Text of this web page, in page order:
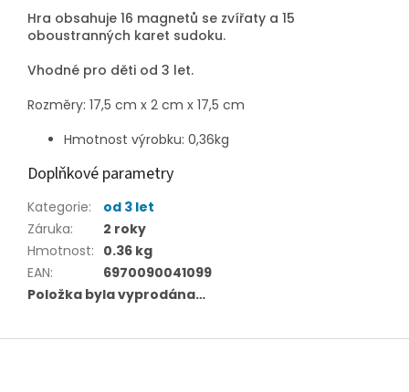
Hra obsahuje 16 magnetů se zvířaty a 15
oboustranných karet sudoku.
Vhodné pro děti od 3 let.
Rozměry: 17,5 cm x 2 cm x 17,5 cm
Hmotnost výrobku: 0,36kg
Doplňkové parametry
Kategorie:
od 3 let
Záruka:
2 roky
Hmotnost: 0.36 kg
EAN:
6970090041099
Položka byla vyprodána…
Z